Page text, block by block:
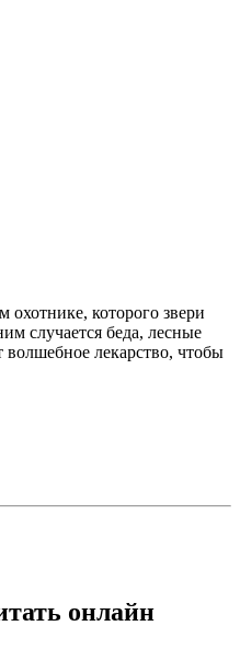
охотнике, которого звери
случается беда, лесные
лекарство, чтобы
онлайн